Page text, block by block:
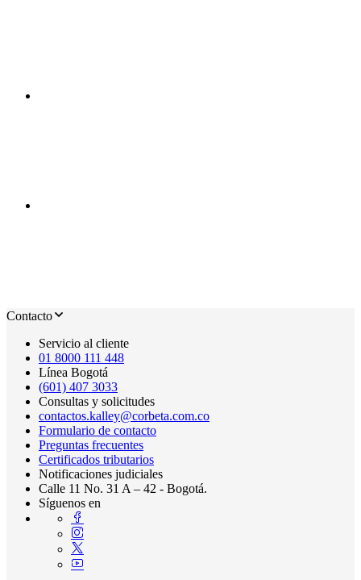
Contacto
Servicio al cliente
01 8000 111 448
Línea Bogotá
(601) 407 3033
Consultas y solicitudes
contactos.kalley@corbeta.com.co
Formulario de contacto
Preguntas frecuentes
Certificados tributarios
Notificaciones judiciales
Calle 11 No. 31 A – 42 - Bogotá.
Síguenos en